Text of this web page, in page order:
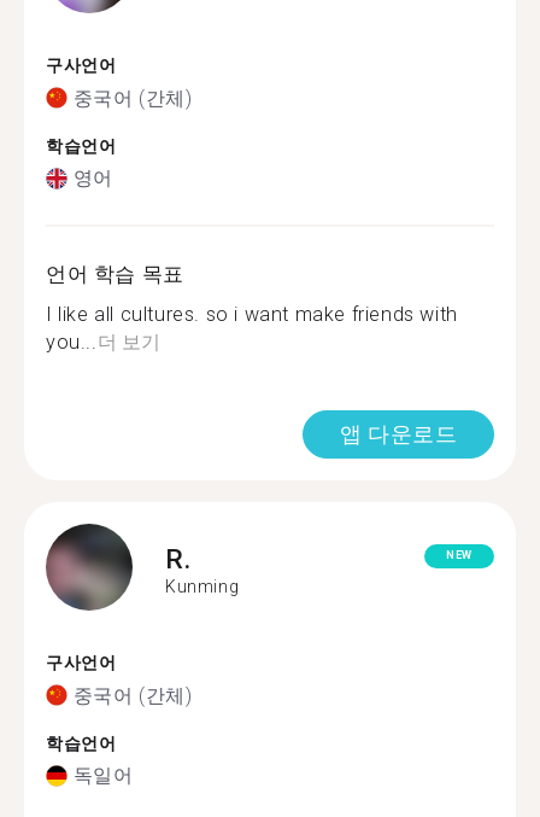
구사언어
중국어 (간체)
학습언어
영어
언어 학습 목표
I like all cultures. so i want make friends with
you...더 보기
앱 다운로드
R.
Kunming
NEW
구사언어
중국어 (간체)
학습언어
독일어